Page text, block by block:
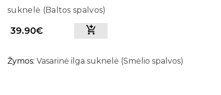
suknelė (Baltos spalvos)
39.90€
Žymos: Vasarinė ilga suknelė (Smėlio spalvos)